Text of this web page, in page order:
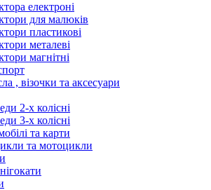
електроні
для малюків
пластикові
металеві
магнітні
, візочки та аксесуари
2-х колісні
3-х колісні
та карти
та мотоцикли